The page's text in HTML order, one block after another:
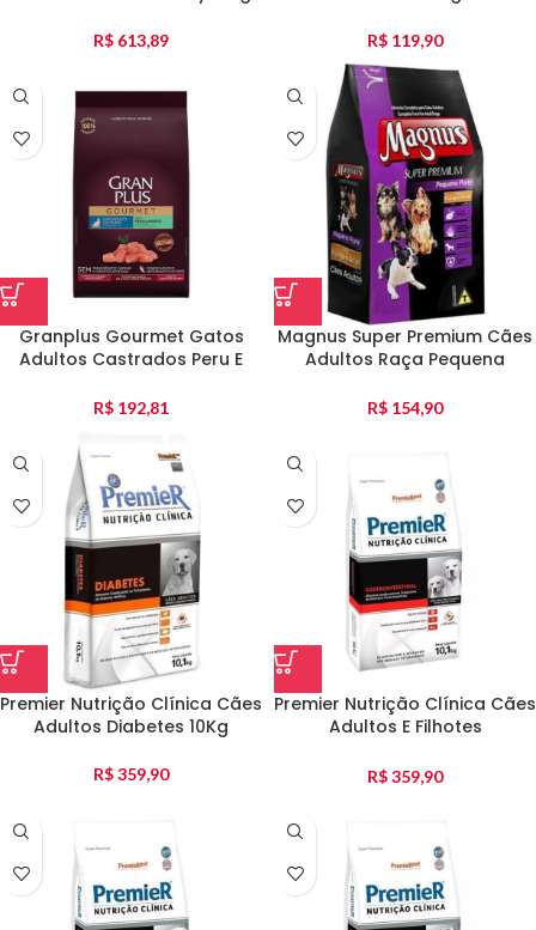
R$ 613,89 R$ 119,90
Granplus Gourmet Gatos
Adultos Castrados Peru E
R$ 192,81
Magnus Super Premium Cães
Adultos Raça Pequena
R$ 154,90
Premier Nutrição Clínica Cães
Adultos Diabetes 10Kg
R$359,90
Premier Nutrição Clínica Cães
Adultos E Filhotes
R$359,90